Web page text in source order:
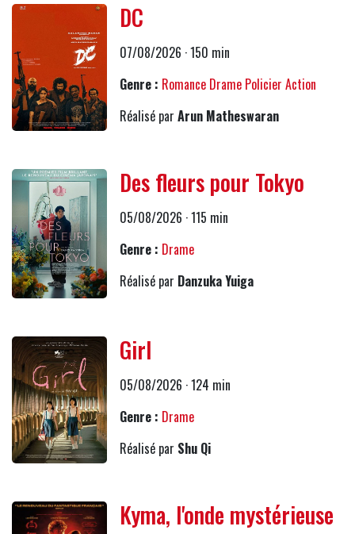
DC
07/08/2026 · 150 min
Genre : Romance Drame Policier Action
Réalisé par Arun Matheswaran
Des fleurs pour Tokyo
05/08/2026 · 115 min
Genre : Drame
Réalisé par Danzuka Yuiga
Girl
05/08/2026 · 124 min
Genre : Drame
Réalisé par Shu Qi
Kyma, l'onde mystérieuse